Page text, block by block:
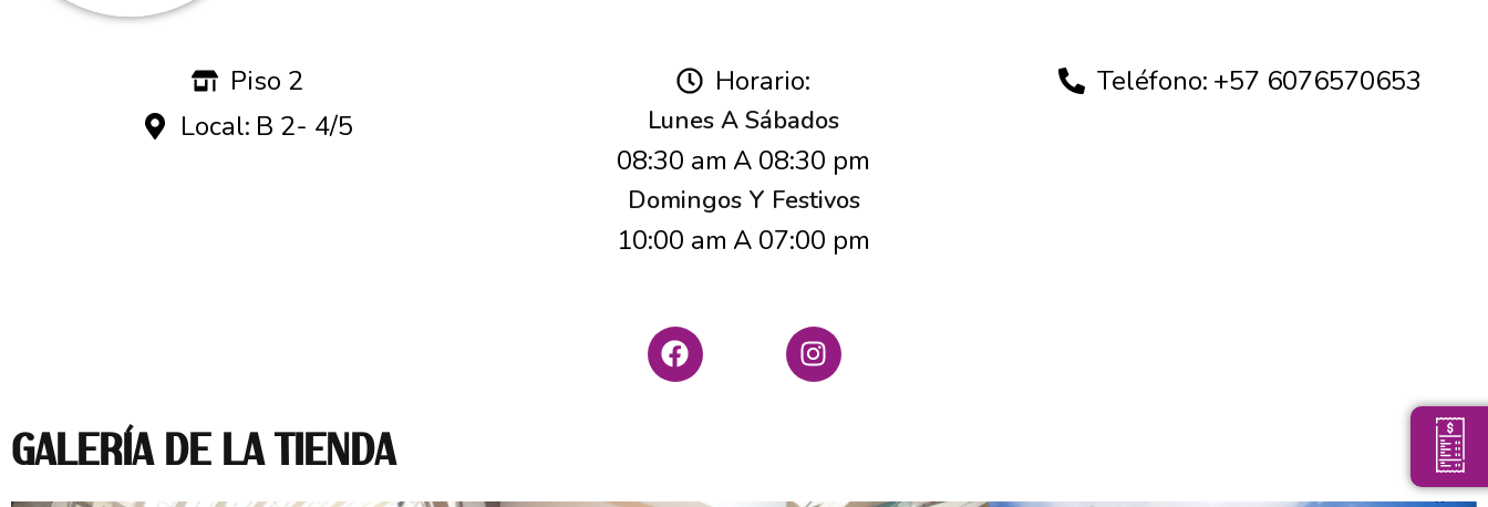
Piso 2
Local: B 2- 4/5
Horario:
Lunes A Sábados
08:30 am A 08:30 pm
Domingos Y Festivos
10:00 am A 07:00 pm
Teléfono: +57 6076570653
GALERÍA DE LA TIENDA